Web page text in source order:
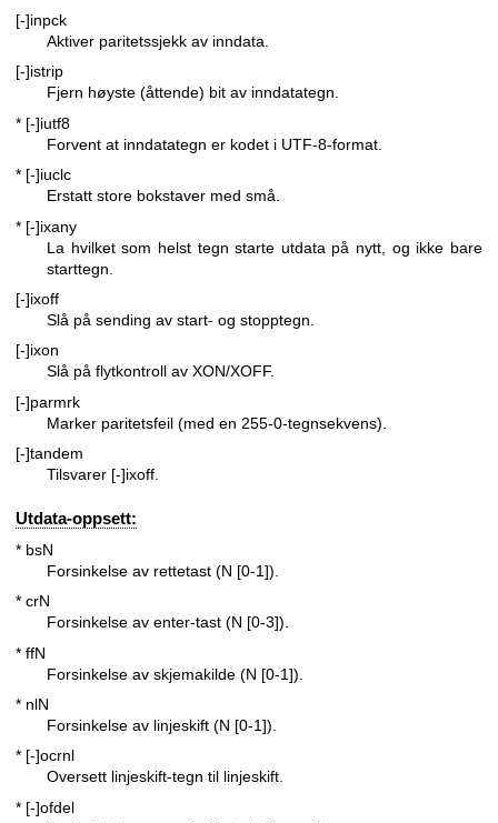
[-]inpck
Aktiver paritetssjekk av inndata.
[-]istrip
Fjern høyste (åttende) bit av inndatategn.
* [-]iutf8
Forvent at inndatategn er kodet i UTF-8-format.
* [-]iuclc
Erstatt store bokstaver med små.
* [-]ixany
La hvilket som helst tegn starte utdata på nytt, og ikke bare
starttegn.
[-]ixoff
Slå på sending av start- og stopptegn.
[-]ixon
Slå på flytkontroll av XON/XOFF.
[-]parmrk
Marker paritetsfeil (med en 255-0-tegnsekvens).
[-]tandem
Tilsvarer [-]ixoff.
Utdata-oppsett:
* bsN
Forsinkelse av rettetast (N [0-1]).
* crN
Forsinkelse av enter-tast (N [0-3]).
* ffN
Forsinkelse av skjemakilde (N [0-1]).
* nlN
Forsinkelse av linjeskift (N [0-1]).
* [-]ocrnl
Oversett linjeskift-tegn til linjeskift.
* [-]ofdel